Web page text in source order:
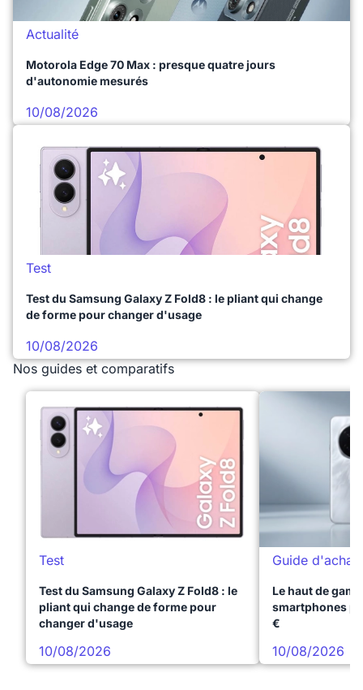
Actualité
Motorola Edge 70 Max : presque quatre jours
d'autonomie mesurés
10/08/2026
Test
Test du Samsung Galaxy Z Fold8 : le pliant qui change
de forme pour changer d'usage
10/08/2026
Nos guides et comparatifs
Test
Test du Samsung Galaxy Z Fold8 : le
pliant qui change de forme pour
changer d'usage
10/08/2026
Guide d'achat
Le haut de
smartphones
€
10/08/2026